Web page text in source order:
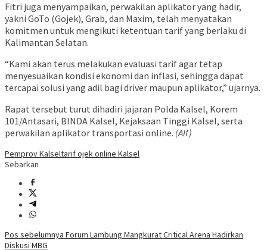
Fitri juga menyampaikan, perwakilan aplikator yang hadir,
yakni GoTo (Gojek), Grab, dan Maxim, telah menyatakan
komitmen untuk mengikuti ketentuan tarif yang berlaku di
Kalimantan Selatan.
“Kami akan terus melakukan evaluasi tarif agar tetap
menyesuaikan kondisi ekonomi dan inflasi, sehingga dapat
tercapai solusi yang adil bagi driver maupun aplikator,” ujarnya.
Rapat tersebut turut dihadiri jajaran Polda Kalsel, Korem
101/Antasari, BINDA Kalsel, Kejaksaan Tinggi Kalsel, serta
perwakilan aplikator transportasi online. (Alf)
Pemprov Kalseltarif ojek online Kalsel
Sebarkan
Navigasi
Pos sebelumnya Forum Lambung Mangkurat Critical Arena Hadirkan
Diskusi MBG